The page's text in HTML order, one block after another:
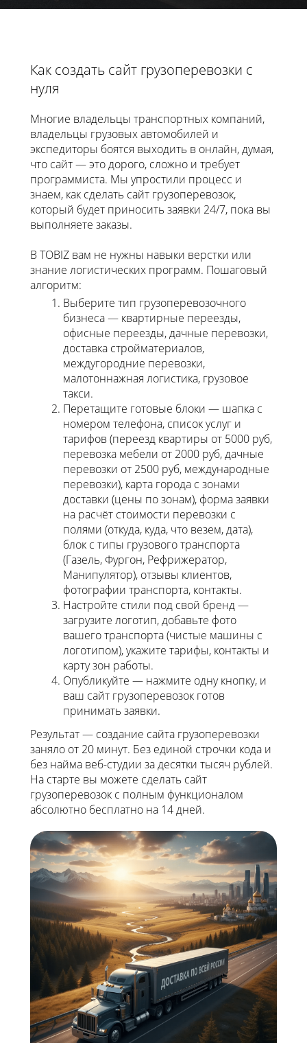
Как создать сайт грузоперевозки с
нуля
Многие владельцы транспортных компаний,
владельцы грузовых автомобилей и
экспедиторы боятся выходить в онлайн, думая,
что сайт — это дорого, сложно и требует
программиста. Мы упростили процесс и
знаем, как сделать сайт грузоперевозок,
который будет приносить заявки 24/7, пока вы
выполняете заказы.
В TOBIZ вам не нужны навыки верстки или
знание логистических программ. Пошаговый
алгоритм:
Выберите тип грузоперевозочного
бизнеса — квартирные переезды,
офисные переезды, дачные перевозки,
доставка стройматериалов,
междугородние перевозки,
малотоннажная логистика, грузовое
такси.
Перетащите готовые блоки — шапка с
номером телефона, список услуг и
тарифов (переезд квартиры от 5000 руб,
перевозка мебели от 2000 руб, дачные
перевозки от 2500 руб, международные
перевозки), карта города с зонами
доставки (цены по зонам), форма заявки
на расчёт стоимости перевозки с
полями (откуда, куда, что везем, дата),
блок с типы грузового транспорта
(Газель, Фургон, Рефрижератор,
Манипулятор), отзывы клиентов,
фотографии транспорта, контакты.
Настройте стили под свой бренд —
загрузите логотип, добавьте фото
вашего транспорта (чистые машины с
логотипом), укажите тарифы, контакты и
карту зон работы.
Опубликуйте — нажмите одну кнопку, и
ваш сайт грузоперевозок готов
принимать заявки.
Результат — создание сайта грузоперевозки
заняло от 20 минут. Без единой строчки кода и
без найма веб-студии за десятки тысяч рублей.
На старте вы можете сделать сайт
грузоперевозок с полным функционалом
абсолютно бесплатно на 14 дней.